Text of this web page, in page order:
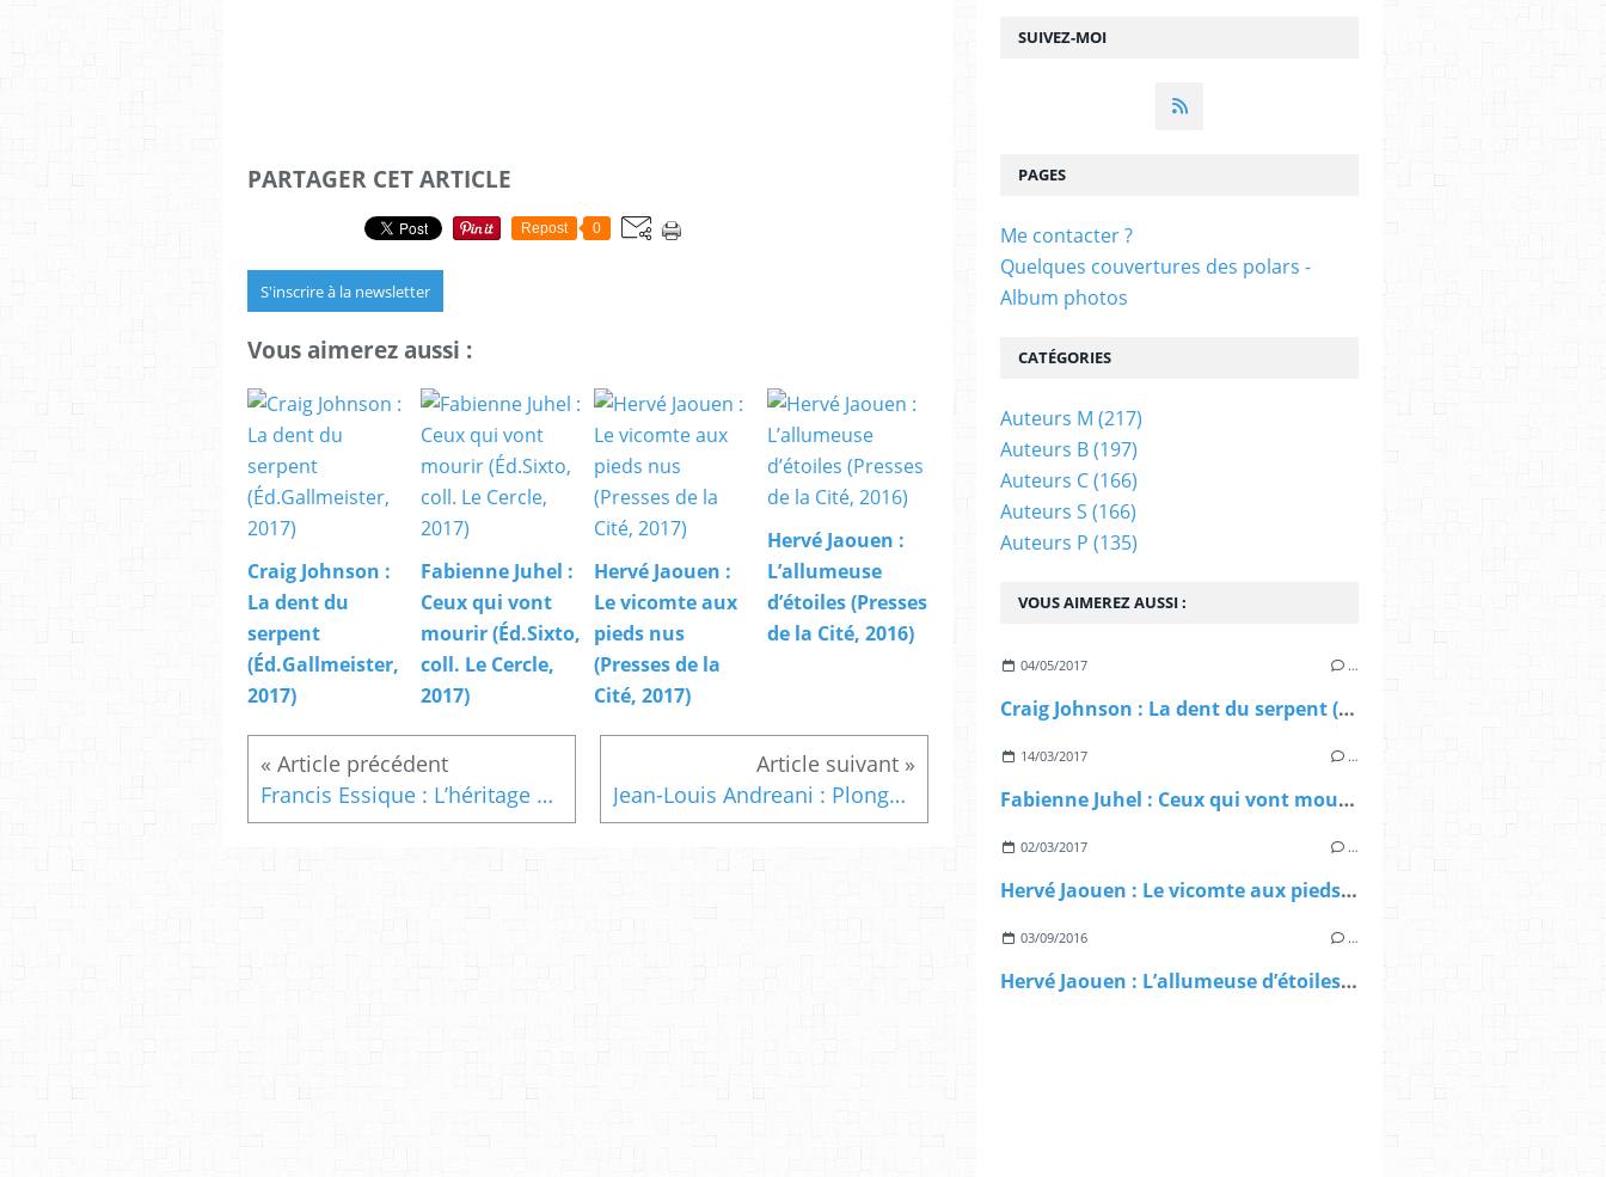
PARTAGER CET ARTICLE
Repost 0
S'inscrire à la newsletter
Vous aimerez aussi :
Craig Johnson :
La dent du
serpent
(Éd.Gallmeister,
2017)
Fabienne Juhel :
Ceux qui vont
mourir (Éd.Sixto,
coll. Le Cercle,
2017)
Hervé Jaouen :
Le vicomte aux
pieds nus
(Presses de la
Cité, 2017)
Hervé Jaouen :
L’allumeuse
d’étoiles (Presses
de la Cité, 2016)
Francis Essique : L’héritage du sénateur de l’Oise (Ravet-Anceau, 2010) Jean-Louis Andreani : Plongeon à Bonifacio (L'Aube Noire, 2007)
SUIVEZ-MOI
VOUS AIMEREZ AUSSI :
04/05/2017 …
Craig Johnson : La dent du serpent (Éd.Gallmeister, 2017)
14/03/2017 …
Fabienne Juhel : Ceux qui vont mourir (Éd.Sixto, coll. Le Cercle, 2017)
02/03/2017 …
Hervé Jaouen : Le vicomte aux pieds nus (Presses de la Cité, 2017)
03/09/2016 …
Hervé Jaouen : L’allumeuse d’étoiles (Presses de la Cité, 2016)
PAGES
Me contacter ?
Quelques couvertures des polars -
Album photos
CATÉGORIES
Auteurs M (217)
Auteurs B(197)
Auteurs C(166)
Auteurs S (166)
Auteurs P (135)